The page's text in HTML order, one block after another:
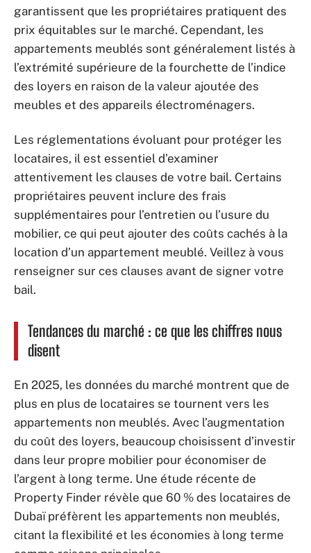
garantissent que les propriétaires pratiquent des
prix équitables sur le marché. Cependant, les
appartements meublés sont généralement listés à
l’extrémité supérieure de la fourchette de l’indice
des loyers en raison de la valeur ajoutée des
meubles et des appareils électroménagers.
Les réglementations évoluant pour protéger les
locataires, il est essentiel d’examiner
attentivement les clauses de votre bail. Certains
propriétaires peuvent inclure des frais
supplémentaires pour l’entretien ou l’usure du
mobilier, ce qui peut ajouter des coûts cachés à la
location d’un appartement meublé. Veillez à vous
renseigner sur ces clauses avant de signer votre
bail.
Tendances du marché : ce que les chiffres nous
disent
En 2025, les données du marché montrent que de
plus en plus de locataires se tournent vers les
appartements non meublés. Avec l’augmentation
du coût des loyers, beaucoup choisissent d’investir
dans leur propre mobilier pour économiser de
l’argent à long terme. Une étude récente de
Property Finder révèle que 60 % des locataires de
Dubaï préfèrent les appartements non meublés,
citant la flexibilité et les économies à long terme